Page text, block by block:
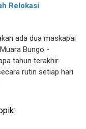
Relokasi
ada dua maskapai
Bungo -
tahun terakhir
rutin setiap hari